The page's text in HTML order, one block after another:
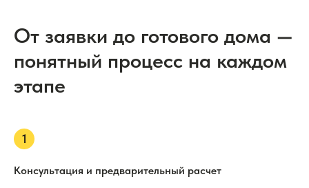
От заявки до готового дома —
понятный процесс на каждом
этапе
Консультация и предварительный расчет